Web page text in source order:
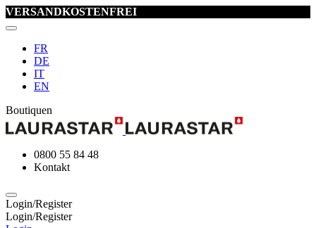
VERSANDKOSTENFREI
FR
DE
IT
EN
Boutiquen
0800 55 84 48
Kontakt
Login/Register
Login/Register